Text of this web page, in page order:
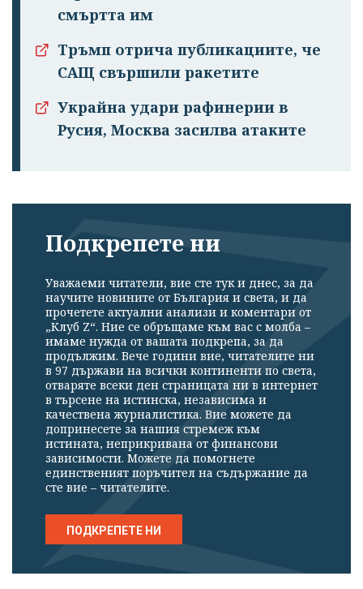
смъртта им
Тръмп отрича публикациите, че
САЩ свършили ракетите
Украйна удари рафинерии в
Русия, Москва засилва атаките
Подкрепете ни
Уважаеми читатели, вие сте тук и днес, за да
научите новините от България и света, и да
прочетете актуални анализи и коментари от
„Клуб Z“. Ние се обръщаме към вас с молба –
имаме нужда от вашата подкрепа, за да
продължим. Вече години вие, читателите ни
в 97 държави на всички континенти по света,
отваряте всеки ден страницата ни в интернет
в търсене на истинска, независима и
качествена журналистика. Вие можете да
допринесете за нашия стремеж към
истината, неприкривана от финансови
зависимости. Можете да помогнете
единственият поръчител на съдържание да
сте вие – читателите.
ПОДКРЕПЕТЕ НИ